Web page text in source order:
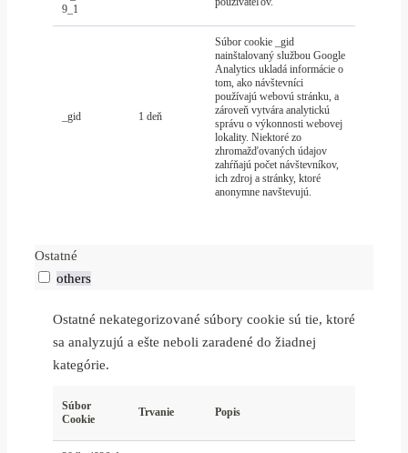
9_1
_gid 1 deň
Súbor cookie _gid
nainštalovaný službou Google
Analytics ukladá informácie o
tom, ako návštevníci
používajú webovú stránku, a
zároveň vytvára analytickú
správu o výkonnosti webovej
lokality. Niektoré zo
zhromažďovaných údajov
zahŕňajú počet návštevníkov,
ich zdroj a stránky, ktoré
anonymne navštevujú.
Ostatné
others
Ostatné nekategorizované súbory cookie sú tie, ktoré
sa analyzujú a ešte neboli zaradené do žiadnej
kategórie.
Súbor
Cookie
Trvanie Popis